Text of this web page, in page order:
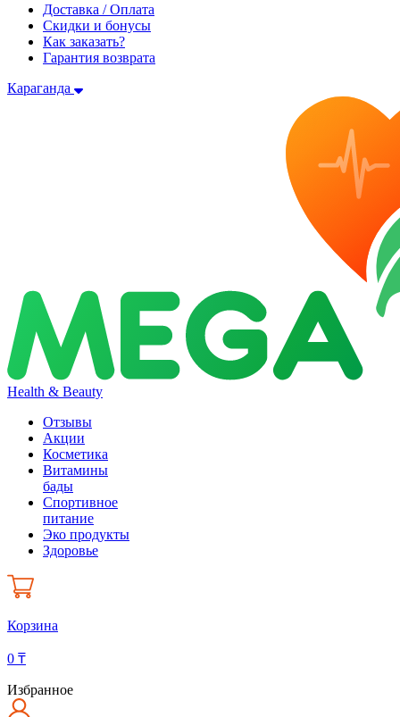
Доставка / Оплата
Скидки и бонусы
Как заказать?
Гарантия возврата
Караганда
Health & Beauty
Отзывы
Акции
Косметика
Витамины
бады
Спортивное
питание
Эко продукты
Здоровье
Корзина
0 ₸
Избранное